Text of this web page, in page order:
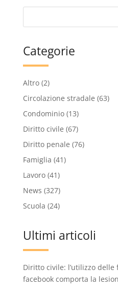
Categorie
Altro(2)
Circolazione stradale (63)
Condominio(13)
Diritto civile (67)
Diritto penale (76)
Famiglia (41)
Lavoro(41)
News (327)
Scuola (24)
Ultimi articoli
Diritto civile: l’utilizzo
facebook comporta la